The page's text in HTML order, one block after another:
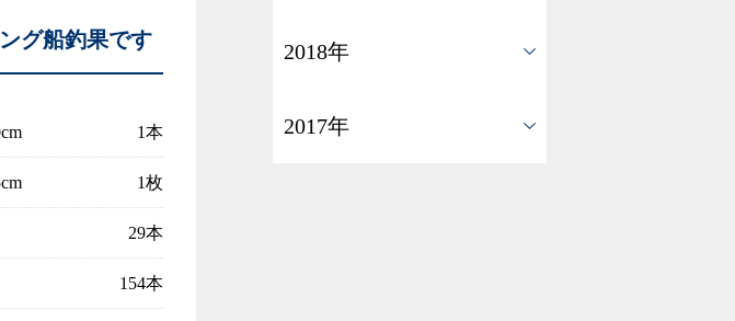
グ船釣果です
1本
1枚
29本
154本
2018年
2017年